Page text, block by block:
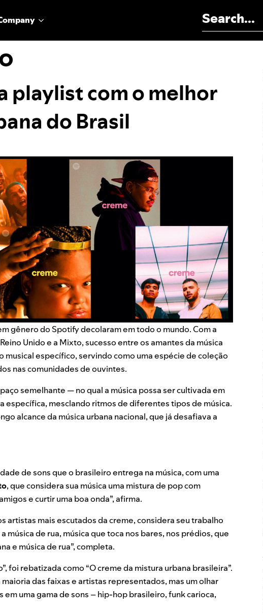
playlist com o melhor
do Brasil
gênero do Spotify decolaram em todo o mundo. Com a
Unido e a Mixto, sucesso entre os amantes da música
musical específico, servindo como uma espécie de coleção
nas comunidades de ouvintes.
semelhante — no qual a música possa ser cultivada em
específica, mesclando ritmos de diferentes tipos de música.
alcance da música urbana nacional, que já desafiava a
de sons que o brasileiro entrega na música, com uma
, que considera sua música uma mistura de pop com
e curtir uma boa onda”, afirma.
artistas mais escutados da creme, considera seu trabalho
música de rua, música que toca nos bares, nos prédios, que
e música de rua”, completa.
foi rebatizada como “O creme da mistura urbana brasileira”.
das faixas e artistas representados, mas um olhar
uma gama de sons – hip-hop brasileiro, funk carioca,